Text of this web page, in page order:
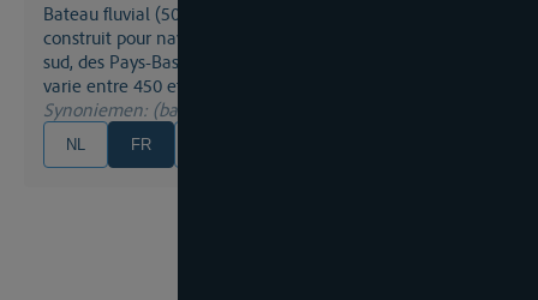
bateau fluvial (50m x 6,60m x 2,50m) initialement
construit pour naviguer sur les canaux de Campine du
sud, des Pays-Bas et de la Belgique, son port en lourd
varie entre 450 et 600 tonnes
Synoniemen: (bateau) Campinois
NL FR